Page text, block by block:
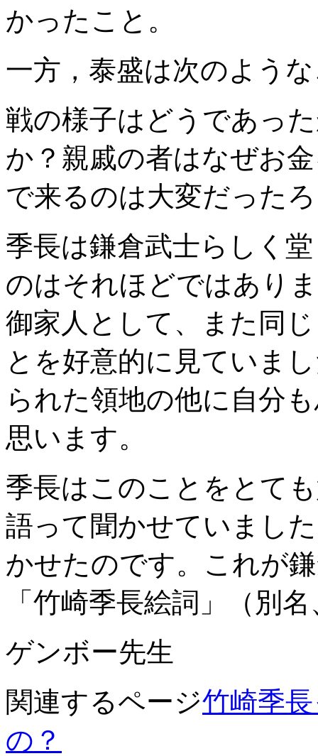
かったこと。
一方，泰盛は次のよう
戦の様子はどうであっ
か？親戚の者はなぜお
で来るのは大変だった
季長は鎌倉武士らしく
のはそれほどではあり
御家人として、また同
とを好意的に見ていま
られた領地の他に自分
思います。
季長はこのことをとて
語って聞かせていまし
かせたのです。これが
「竹崎季長絵詞」（別
ゲンボー先生
関連するページ竹崎季
の？